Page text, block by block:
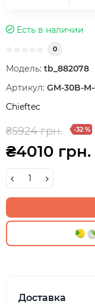
Есть в наличии
0
Модель: tb_882078
Артикул: GM-30B-
Chieftec
₴5924 грн. -32 %
₴4010 грн.
Доставка